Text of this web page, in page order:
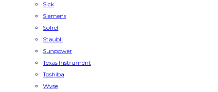
Sick
Siemens
Sofrel
Staubli
Sunpower
Texas Instrument
Toshiba
Wyse